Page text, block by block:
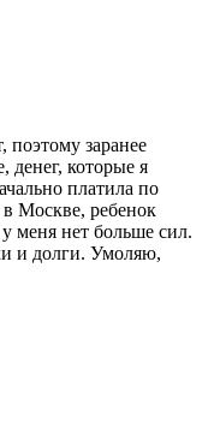
заранее
которые я
платила по
Москве, ребенок
меня нет больше сил.
и долги. Умоляю,